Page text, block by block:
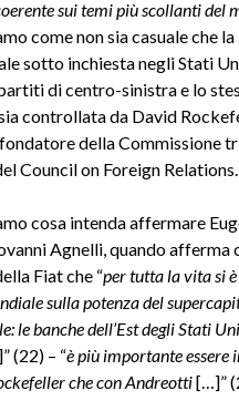
sui temi più scollanti del
come non sia casuale che la
sotto inchiesta negli Stati
di centro-sinistra e lo
controllata da David
della Commissione
Council on Foreign Relations.
cosa intenda affermare
Agnelli, quando afferma
Fiat che “per tutta la vita si
sulla potenza del
le banche dell’Est degli Stati
(22) – “è più importante essere
che con Andreotti[…]”